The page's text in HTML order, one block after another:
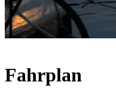
Fahrplan